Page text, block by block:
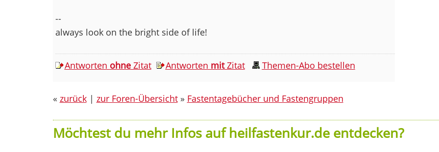
--
always look on the bright side of life!
Antworten ohneZitat Antworten mitZitat Themen-Abo bestellen
« zurück| zur Foren-Übersicht» Fastentagebücher und Fastengruppen
Möchtest du mehr Infos auf heilfastenkur.de entdecken?